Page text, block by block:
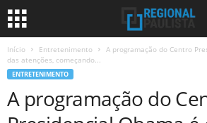
Início Entretenimento
A programação do Centro
das atenções, começando...
ENTRETENIMENTO
A programação do